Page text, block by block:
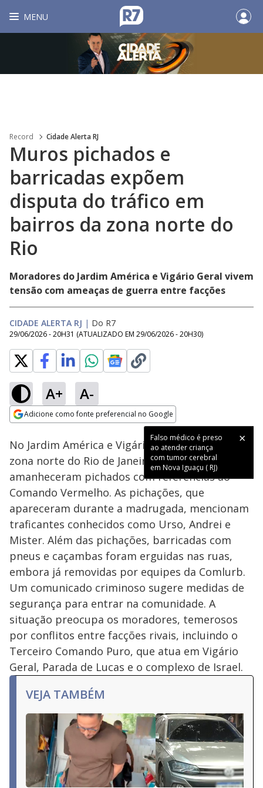
MENU
Record Cidade Alerta RJ
Muros pichados e
barricadas expõem
disputa do tráfico em
bairros da zona norte do
Rio
Moradores do Jardim América e Vigário Geral vivem
tensão com ameaças de guerra entre facções
CIDADE ALERTA RJ | Do R7
29/06/2026 - 20H31 (ATUALIZADO EM 29/06/2026 - 20H30)
A+ A-
Adicione como fonte preferencial no Google
Falso médico é preso
ao atender criança
com tumor cerebral
em Nova Iguaçu ( RJ)
Ativar
Loaded
31.51%
No Jardim América e Vigário Geral, bairros da
zona norte do Rio de Janeiro, muros
amanheceram pichados com referências ao
Comando Vermelho. As pichações, que
apareceram durante a madrugada, mencionam
traficantes conhecidos como Urso, Andrei e
Mister. Além das pichações, barricadas com
pneus e caçambas foram erguidas nas ruas,
embora já removidas por equipes da Comlurb.
Um comunicado criminoso sugere medidas de
segurança para entrar na comunidade. A
situação preocupa os moradores, temerosos
por conflitos entre facções rivais, incluindo o
Terceiro Comando Puro, que atua em Vigário
Geral, Parada de Lucas e o complexo de Israel.
VEJA TAMBÉM